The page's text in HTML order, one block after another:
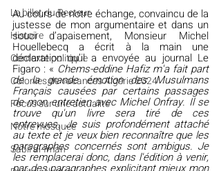
Le billet du Recteur
Histoire
Contexte politique
Colonies de vacances Algérie 2024
​​Focus sur une actualité
Notre mosquée
Sabil al-Iman
Au cours de notre échange, convaincu de la
justesse de mon argumentaire et dans un
souci d’apaisement, Monsieur Michel
Houellebecq a écrit à la main une
déclaration qu’il a envoyée au journal Le
Figaro : « Chems-eddine Hafiz m'a fait part
de la grande émotion des Musulmans
Français causées par certains passages
de mon entretien avec Michel Onfray. Il se
trouve qu'un livre sera tiré de ces
entrevues. Je suis profondément attaché
au texte et je veux bien reconnaître que les
paragraphes concernés sont ambigus. Je
les remplacerai donc, dans l'édition à venir,